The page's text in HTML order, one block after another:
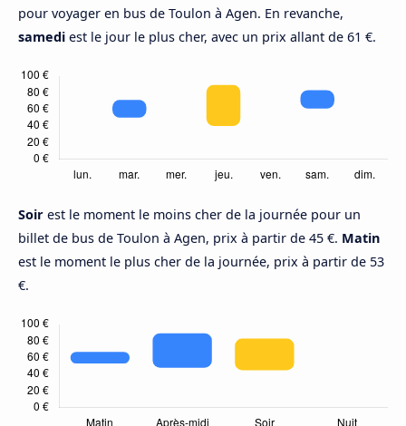
pour voyager en bus de Toulon à Agen. En revanche,
samedi est le jour le plus cher, avec un prix allant de 61 €.
Soir est le moment le moins cher de la journée pour un
billet de bus de Toulon à Agen, prix à partir de 45 €. Matin
est le moment le plus cher de la journée, prix à partir de 53
€.